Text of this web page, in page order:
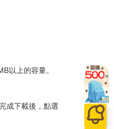
以上的容量。
成下載後，點選